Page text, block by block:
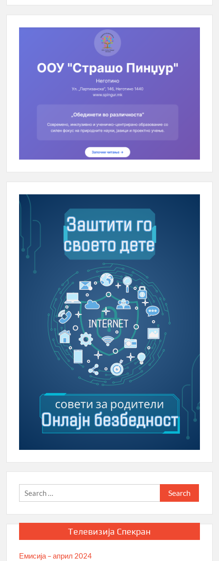
Search
for:
Телевизија Спекран
Емисија – април 2024